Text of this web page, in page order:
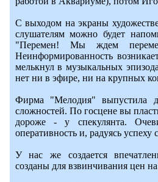
С выходом на экраны
слушателям можно будет
"Перемен! Мы ждем
Неинформированность
мелькнул в музыкальных
нет ни в эфире, ни на крупных
Фирма "Мелодия" выпустила
сложностей. По госцене вы
дороже - у спекулянта.
оперативность и, радуясь
У нас же создается
созданы для взвинчивания цен